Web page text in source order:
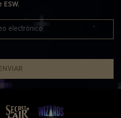
ENVIAR